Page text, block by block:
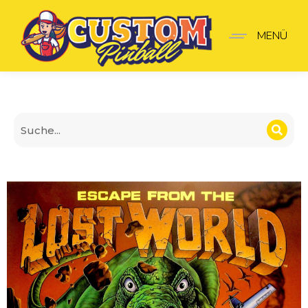
Translite Escape from
MENÜ